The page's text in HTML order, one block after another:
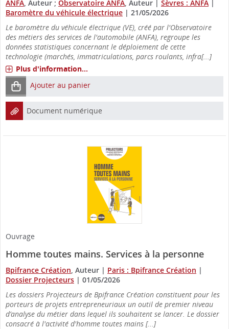
ANFA , Auteur ; Observatoire ANFA , Auteur Sèvres : ANFA
Baromètre du véhicule électrique | 21/05/2026
Le baromètre du véhicule électrique (VE), créé par l'Observatoire
des métiers des services de l'automobile (ANFA), regroupe les
données statistiques concernant le déploiement de cette
technologie (marchés, immatriculations, parcs roulants, infra[...]
Plus d'information...
Ajouter au panier
Document numérique
Ouvrage
Homme toutes mains. Services à la personne
Bpifrance Création , Auteur | Paris : Bpifrance Création |
Dossier Projecteurs | 01/05/2026
Les dossiers Projecteurs de Bpifrance Création constituent pour les
porteurs de projets entrepreneuriaux un outil de premier niveau
d’analyse du métier dans lequel ils souhaitent se lancer. Le dossier
consacré à l'activité d'homme toutes mains [...]